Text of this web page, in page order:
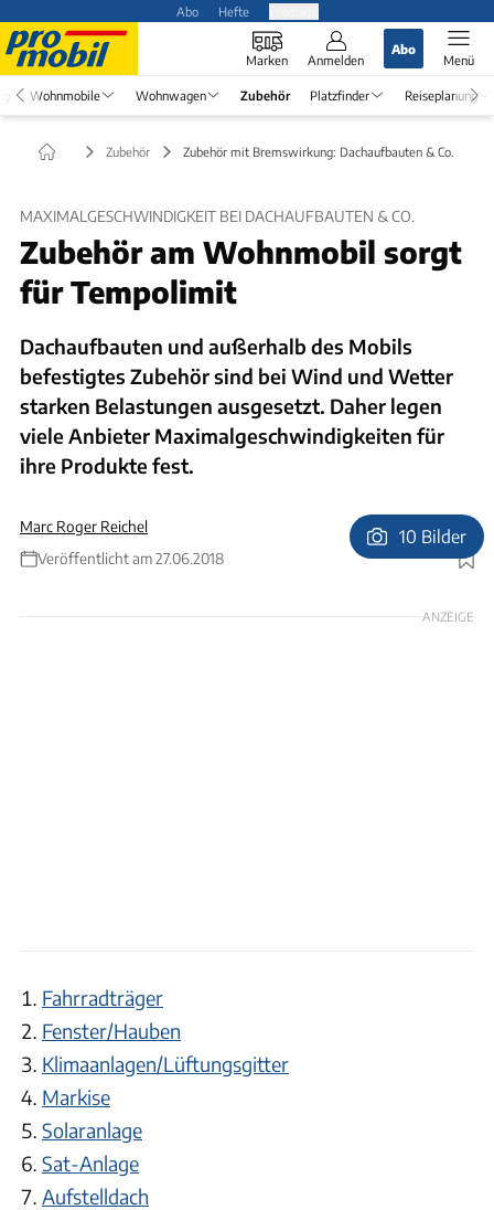
Abo Hefte
Marken Anmelden
Abo
Menü
Wohnmobile Wohnwagen Zubehör Platzfinder Reiseplanung
Zubehör Zubehör mit Bremswirkung: Dachaufbauten & Co.
MAXIMALGESCHWINDIGKEIT BEI DACHAUFBAUTEN & CO.
Zubehör am Wohnmobil sorgt
für Tempolimit
Dachaufbauten und außerhalb des Mobils
befestigtes Zubehör sind bei Wind und Wetter
starken Belastungen ausgesetzt. Daher legen
viele Anbieter Maximalgeschwindigkeiten für
ihre Produkte fest.
Marc Roger Reichel
Veröffentlicht am 27.06.2018
Foto: Björn Wylezich
10 Bilder
ANZEIGE
Fahrradträger
Fenster/Hauben
Klimaanlagen/Lüftungsgitter
Markise
Solaranlage
Sat-Anlage
Aufstelldach